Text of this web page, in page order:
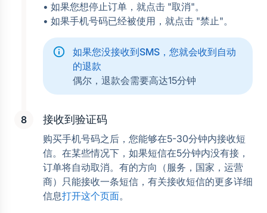
• 如果您想停止订单，就点击 "取消"。
• 如果手机号码已经被使用，就点击 "禁止"。
如果您没接收到SMS，您就会收到自动
的退款
偶尔，退款会需要高达15分钟
接收到验证码
购买手机号码之后，您能够在5-30分钟内接收短
信。在某些情况下，如果短信在5分钟内没有接，
订单将自动取消。有的方向（服务，国家，运营
商）只能接收一条短信，有关接收短信的更多详细
信息打开这个页面。